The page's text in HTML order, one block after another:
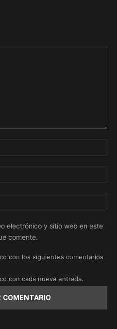
electrónico y sitio web en este
comente.
con los siguientes comentarios
con cada nueva entrada.